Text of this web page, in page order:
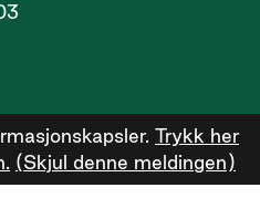
Trykk her
(Skjul denne meldingen)